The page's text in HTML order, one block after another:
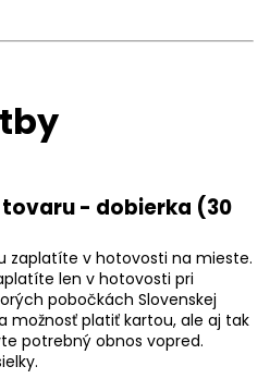
- dobierka (30
zaplatíte v hotovosti na mieste.
len v hotovosti pri
pobočkách Slovenskej
možnosť platiť kartou, ale aj tak
potrebný obnos vopred.